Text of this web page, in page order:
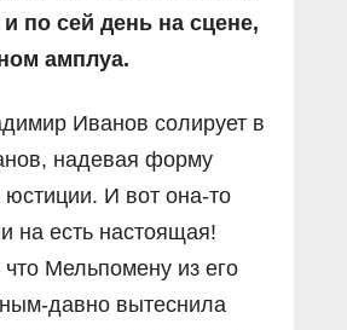
по сей день на сцене,
амплуа.
Иванов солирует в
надевая форму
юстиции. И вот она-то
на есть настоящая!
Мельпомену из его
давно вытеснила